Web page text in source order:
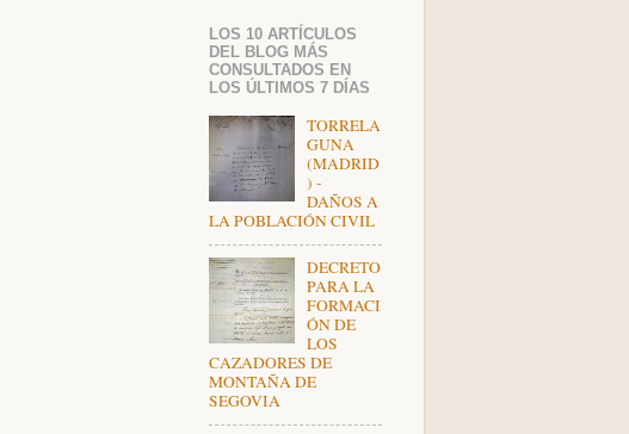
LOS 10 ARTÍCULOS
DEL BLOG MÁS
CONSULTADOS EN
LOS ÚLTIMOS 7 DÍAS
TORRELA
GUNA
(MADRID
) -
DAÑOS A
LA POBLACIÓN CIVIL
DECRETO
PARA LA
FORMACI
ÓN DE
LOS
CAZADORES DE
MONTAÑA DE
SEGOVIA